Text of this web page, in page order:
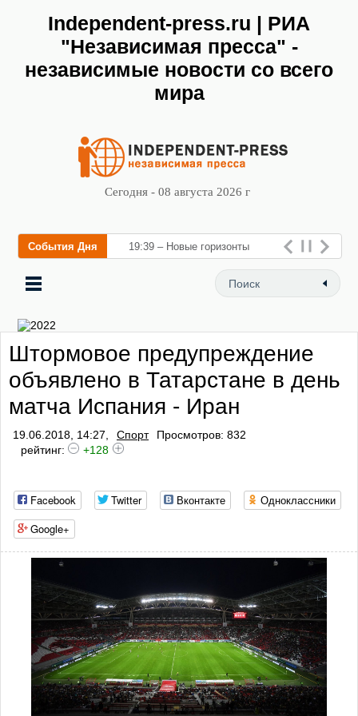
Independent-press.ru | РИА
"Независимая пресса" -
независимые новости со всего
мира
Сегодня - 08 августа 2026 г
События Дня 19:39 – Новые горизонты
флебологии: в Москве
открылся «Городской центр
Штормовое предупреждение
объявлено в Татарстане в день
матча Испания - Иран
19.06.2018, 14:27, Спорт
Просмотров: 832
рейтинг:
+128
Facebook Twitter Вконтакте
Одноклассники
Google+